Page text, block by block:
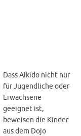
Dass Aikido nicht nur
für Jugendliche oder
Erwachsene
geeignet ist,
beweisen die Kinder
aus dem Dojo